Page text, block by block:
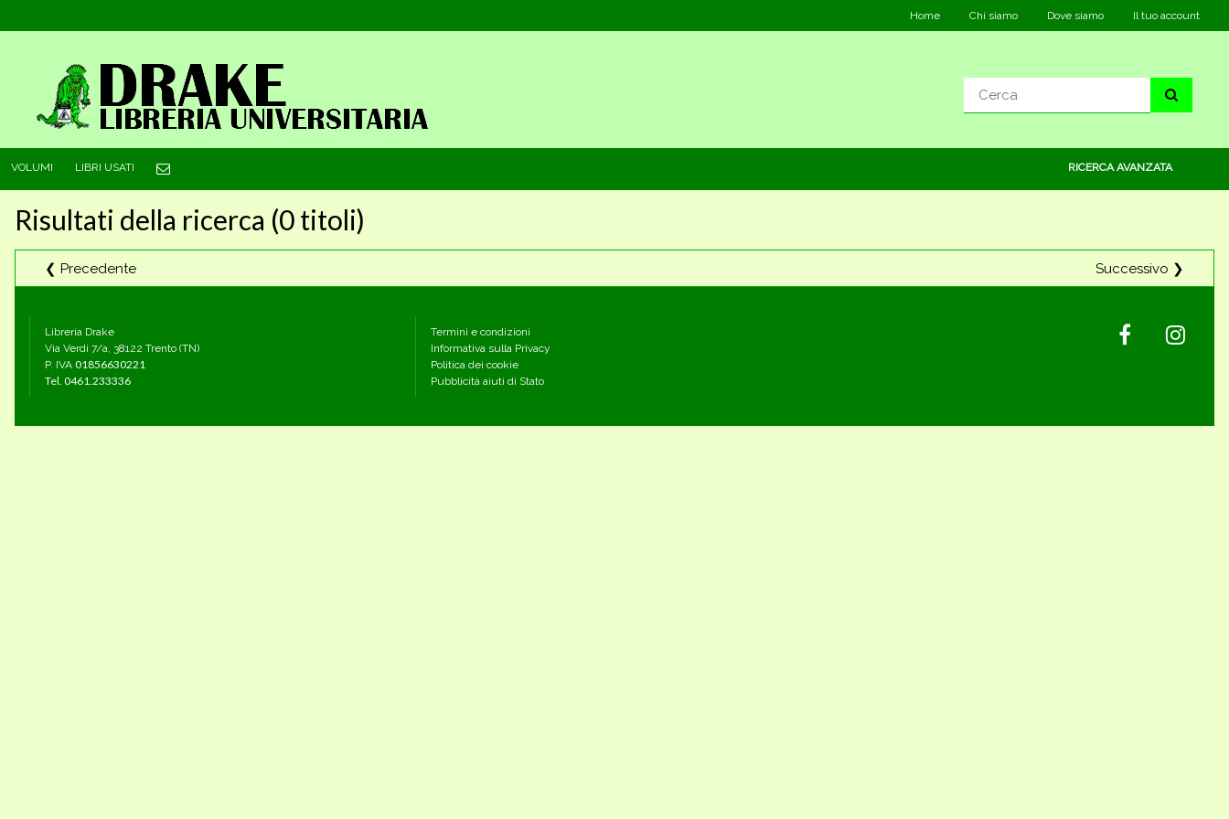
Home Chi siamo Dove siamo Il tuo account
VOLUMI LIBRI USATI RICERCA AVANZATA
Risultati della ricerca (0 titoli)
❮ Precedente Successivo ❯
Libreria Drake
Via Verdi 7/a, 38122 Trento (TN)
P. IVA 01856630221
Tel. 0461.233336
Termini e condizioni
Informativa sulla Privacy
Politica dei cookie
Pubblicità aiuti di Stato